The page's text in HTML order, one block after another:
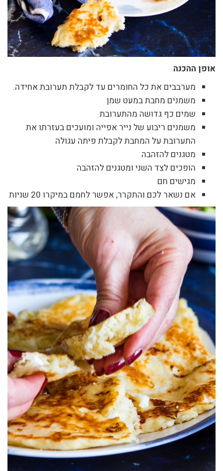
אופן ההכנה
מערבבים את כל החומרים עד לקבלת תערובת אחידה.
משמנים מחבת במעט שמן
שמים כף גדושה מהתערובת
משמנים ריבוע של נייר אפייה ומועכים בעזרתו את
התערובת על המחבת לקבלת פיתה עגולה
מטגנים להזהבה
הופכים לצד השני ומטגנים להזהבה
מגישים חם
אם נשאר לכם והתקרר, אפשר לחמם במיקרו 20 שניות